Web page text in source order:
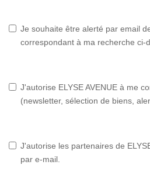
Je souhaite être alerté par email
correspondant à ma recherche ci-
J'autorise ELYSE AVENUE à me
(newsletter, sélection de biens,
J'autorise les partenaires de
par e-mail.